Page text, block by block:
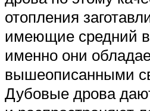
отопления
имеющие средний
именно они
вышеописанными
Дубовые дрова